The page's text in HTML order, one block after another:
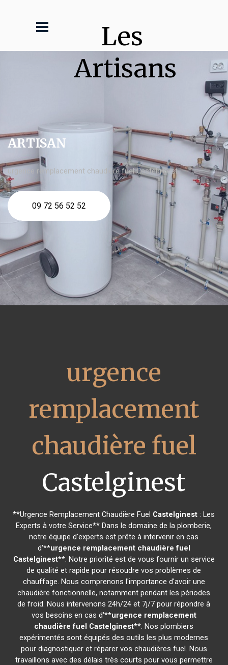
Les
Artisans
ARTISAN
urgence remplacement chaudière fuel Castelginest
09 72 56 52 52
urgence
remplacement
chaudière fuel
Castelginest
**Urgence Remplacement Chaudière Fuel Castelginest : Les
Experts à votre Service** Dans le domaine de la plomberie,
notre équipe d'experts est prête à intervenir en cas
d'**urgence remplacement chaudière fuel
Castelginest**. Notre priorité est de vous fournir un service
de qualité et rapide pour résoudre vos problèmes de
chauffage. Nous comprenons l'importance d'avoir une
chaudière fonctionnelle, notamment pendant les périodes
de froid. Nous intervenons 24h/24 et 7j/7 pour répondre à
vos besoins en cas d'**urgence remplacement
chaudière fuel Castelginest**. Nos plombiers
expérimentés sont équipés des outils les plus modernes
pour diagnostiquer et réparer vos chaudières fuel. Nous
travaillons avec des délais très courts pour vous permettre